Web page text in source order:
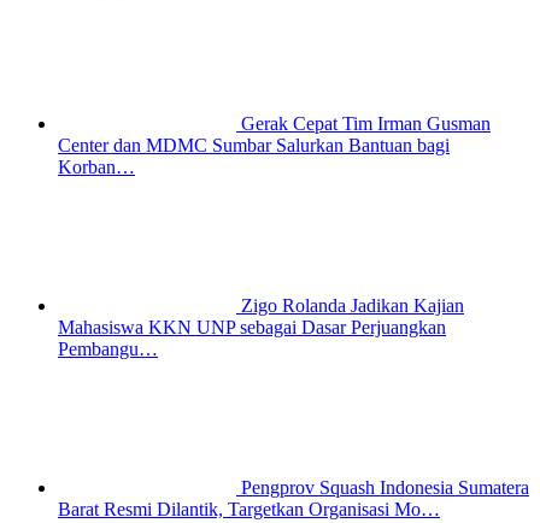
Gerak Cepat Tim Irman Gusman
Center dan MDMC Sumbar Salurkan Bantuan bagi
Korban…
Zigo Rolanda Jadikan Kajian
Mahasiswa KKN UNP sebagai Dasar Perjuangkan
Pembangu…
Pengprov Squash Indonesia Sumatera
Barat Resmi Dilantik, Targetkan Organisasi Mo…